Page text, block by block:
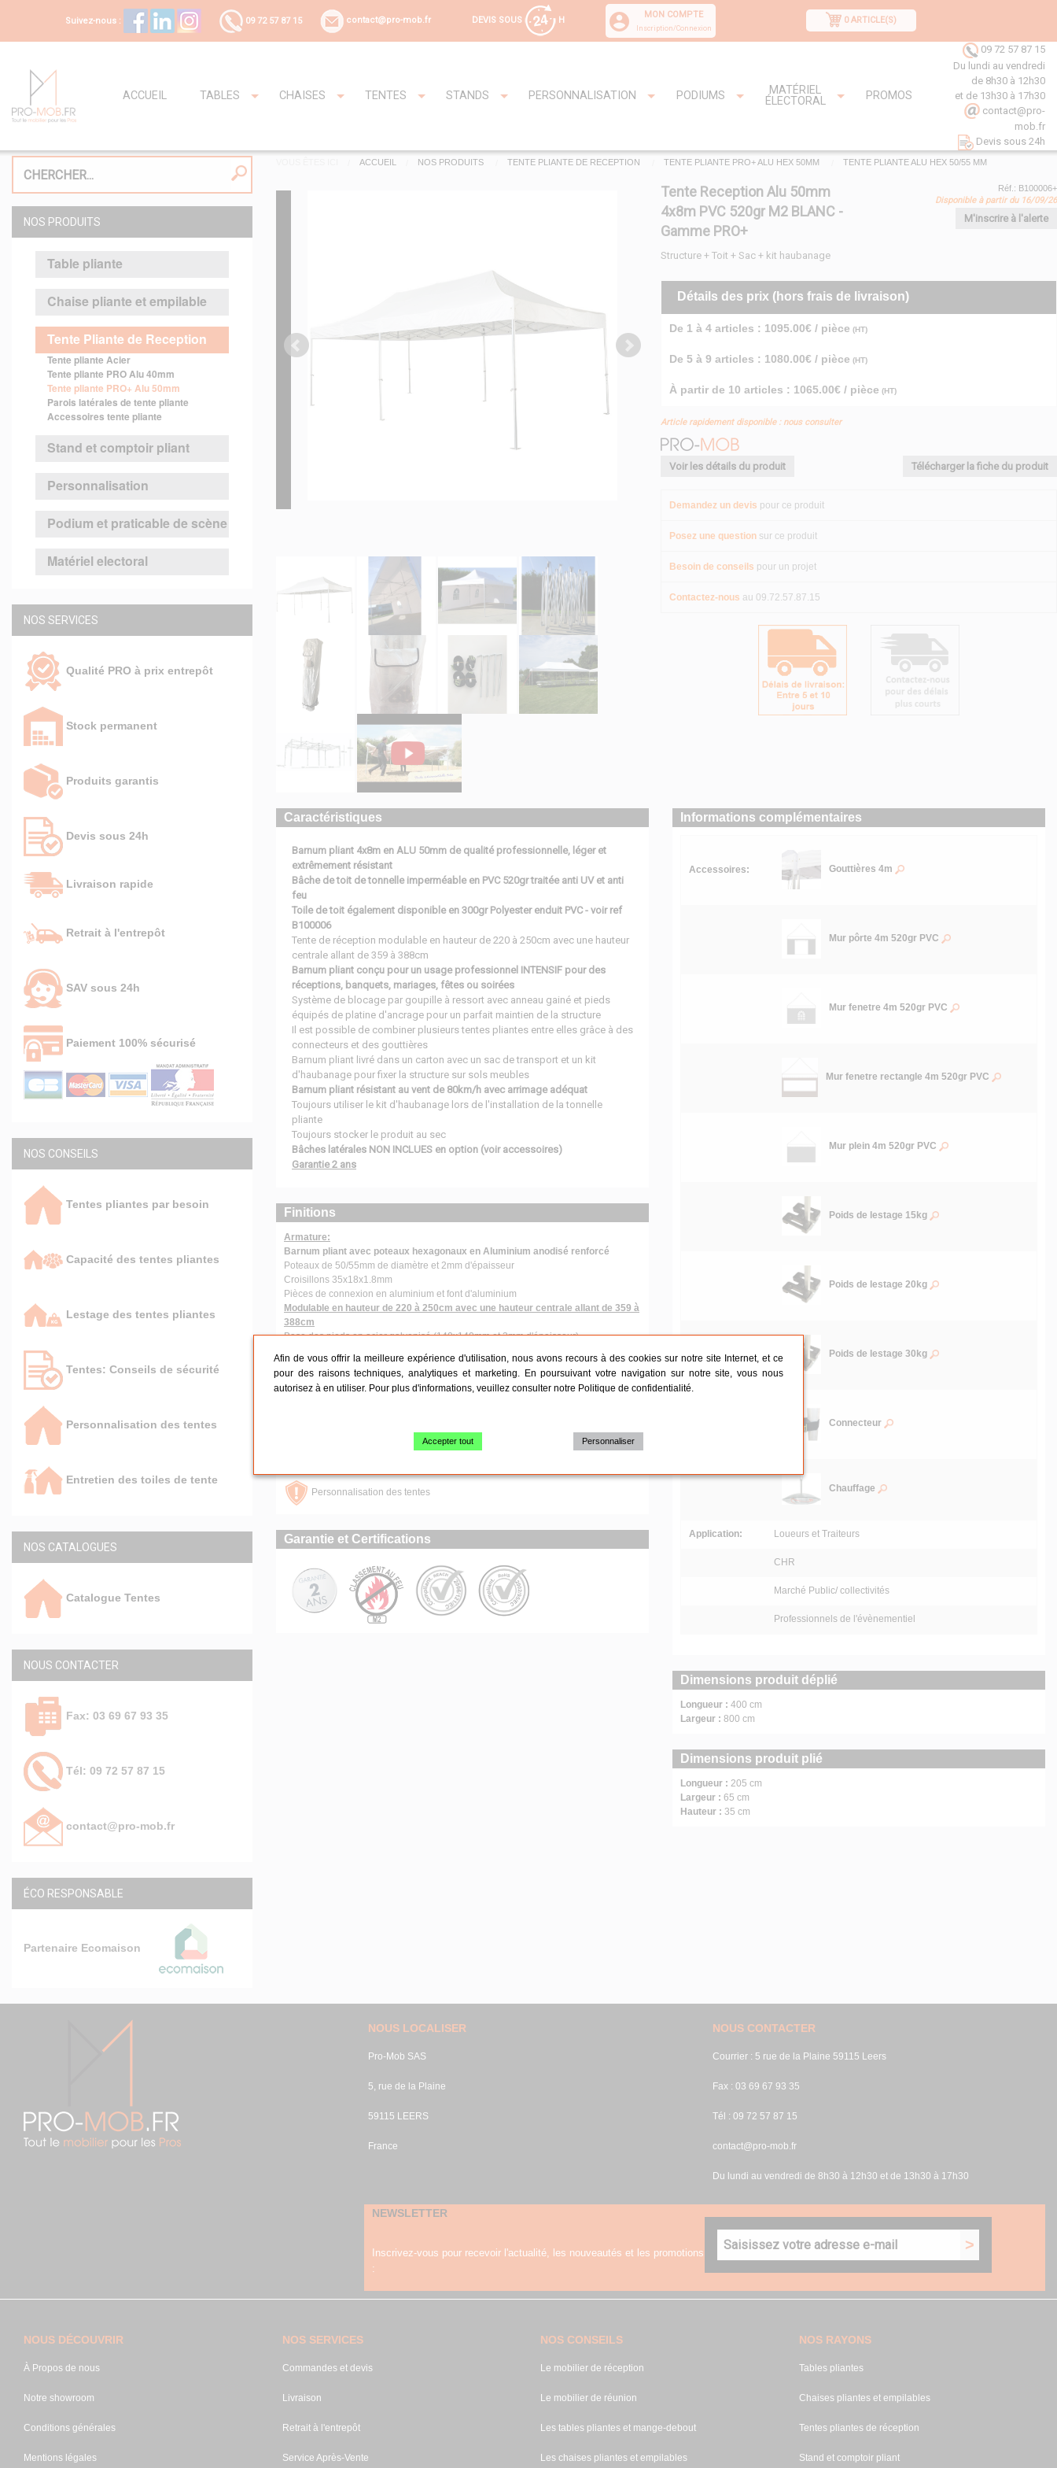
Suivez-nous : 09 72 57 87 15 contact@pro-mob.fr DEVIS SOUS H
MON COMPTE
Inscription/Connexion
0 ARTICLE(S)
ACCUEIL TABLES CHAISES TENTES STANDS PERSONNALISATION PODIUMS
MATÉRIEL
ÉLECTORAL
PROMOS
09 72 57 87 15
Du lundi au vendredi
de 8h30 à 12h30
et de 13h30 à 17h30
contact@pro-
mob.fr
Devis sous 24h
NOS PRODUITS
Table pliante
Chaise pliante et empilable
Tente Pliante de Reception
Tente pliante Acier
Tente pliante PRO Alu 40mm
Tente pliante PRO+ Alu 50mm
Parois latérales de tente pliante
Accessoires tente pliante
Stand et comptoir pliant
Personnalisation
Podium et praticable de scène
Matériel electoral
NOS SERVICES
Qualité PRO à prix entrepôt
Stock permanent
Produits garantis
Devis sous 24h
Livraison rapide
Retrait à l'entrepôt
SAV sous 24h
Paiement 100% sécurisé
NOS CONSEILS
Tentes pliantes par besoin
Capacité des tentes pliantes
Lestage des tentes pliantes
Tentes: Conseils de sécurité
Personnalisation des tentes
Entretien des toiles de tente
NOS CATALOGUES
Catalogue Tentes
NOUS CONTACTER
Fax: 03 69 67 93 35
Tél: 09 72 57 87 15
contact@pro-mob.fr
ÉCO RESPONSABLE
Partenaire Ecomaison
ACCUEIL NOS PRODUITS TENTE PLIANTE DE RECEPTION TENTE PLIANTE PRO+ ALU HEX 50MM TENTE PLIANTE ALU HEX 50/55 MM
Tente Reception Alu 50mm
4x8m PVC 520gr M2 BLANC -
Gamme PRO+
Structure + Toit + Sac + kit haubanage
Réf.: B100006+
Disponible à partir du 16/09/26
M'inscrire à l'alerte
Détails des prix (hors frais de livraison)
De 1 à 4 articles : 1095.00€ / pièce (HT)
De 5 à 9 articles : 1080.00€ / pièce (HT)
À partir de 10 articles : 1065.00€ / pièce (HT)
Article rapidement disponible : nous consulter
Voir les détails du produit Télécharger la fiche du produit
Demandez un devis pour ce produit
Posez une question sur ce produit
Besoin de conseils pour un projet
Contactez-nous au 09.72.57.87.15
Caractéristiques
Barnum pliant 4x8m en ALU 50mm de qualité professionnelle, léger et
extrêmement résistant
Bâche de toit de tonnelle imperméable en PVC 520gr traitée anti UV et anti
feu
Toile de toit également disponible en 300gr Polyester enduit PVC - voir ref
B100006
Tente de réception modulable en hauteur de 220 à 250cm avec une hauteur
centrale allant de 359 à 388cm
Barnum pliant conçu pour un usage professionnel INTENSIF pour des
réceptions, banquets, mariages, fêtes ou soirées
Système de blocage par goupille à ressort avec anneau gainé et pieds
équipés de platine d'ancrage pour un parfait maintien de la structure
Il est possible de combiner plusieurs tentes pliantes entre elles grâce à des
connecteurs et des gouttières
Barnum pliant livré dans un carton avec un sac de transport et un kit
d'haubanage pour fixer la structure sur sols meubles
Barnum pliant résistant au vent de 80km/h avec arrimage adéquat
Toujours utiliser le kit d'haubanage lors de l'installation de la tonnelle
pliante
Toujours stocker le produit au sec
Bâches latérales NON INCLUES en option (voir accessoires)
Garantie 2 ans
Finitions
Armature:
Barnum pliant avec poteaux hexagonaux en Aluminium anodisé renforcé
Poteaux de 50/55mm de diamètre et 2mm d'épaisseur
Croisillons 35x18x1.8mm
Pièces de connexion en aluminium et font d'aluminium
Modulable en hauteur de 220 à 250cm avec une hauteur centrale allant de 359 à
388cm
Base des pieds en acier galvanisé (140x140mm et 3mm d'épaisseur)
Toit:
Bâche de toit blanche imperméable en PVC 520gr
Traité anti UV et anti feu M2
Personnalisation des tentes
Garantie et Certifications
Informations complémentaires
Accessoires: Gouttières 4m
Mur pôrte 4m 520gr PVC
Mur fenetre 4m 520gr PVC
Mur fenetre rectangle 4m 520gr PVC
Mur plein 4m 520gr PVC
Poids de lestage 15kg
Poids de lestage 20kg
Poids de lestage 30kg
Connecteur
Chauffage
Application: Loueurs et Traiteurs
CHR
Marché Public/ collectivités
Professionnels de l'évènementiel
Dimensions produit déplié
Longueur : 400 cm
Largeur : 800 cm
Dimensions produit plié
Longueur : 205 cm
Largeur : 65 cm
Hauteur : 35 cm
NOUS LOCALISER
Pro-Mob SAS
5, rue de la Plaine
59115 LEERS
France
NOUS CONTACTER
Courrier : 5 rue de la Plaine 59115 Leers
Fax : 03 69 67 93 35
Tél : 09 72 57 87 15
contact@pro-mob.fr
Du lundi au vendredi de 8h30 à 12h30 et de 13h30 à 17h30
NEWSLETTER
Inscrivez-vous pour recevoir l'actualité, les nouveautés et les promotions
:
NOUS DÉCOUVRIR
À Propos de nous
Notre showroom
Conditions générales
Mentions légales
NOS SERVICES
Commandes et devis
Livraison
Retrait à l'entrepôt
Service Après-Vente
NOS CONSEILS
Le mobilier de réception
Le mobilier de réunion
Les tables pliantes et mange-debout
Les chaises pliantes et empilables
NOS RAYONS
Tables pliantes
Chaises pliantes et empilables
Tentes pliantes de réception
Stand et comptoir pliant
Afin de vous offrir la meilleure expérience d'utilisation, nous avons recours à des cookies sur notre site Internet, et ce
pour des raisons techniques, analytiques et marketing. En poursuivant votre navigation sur notre site, vous nous
autorisez à en utiliser. Pour plus d'informations, veuillez consulter notre Politique de confidentialité
Accepter tout Personnaliser